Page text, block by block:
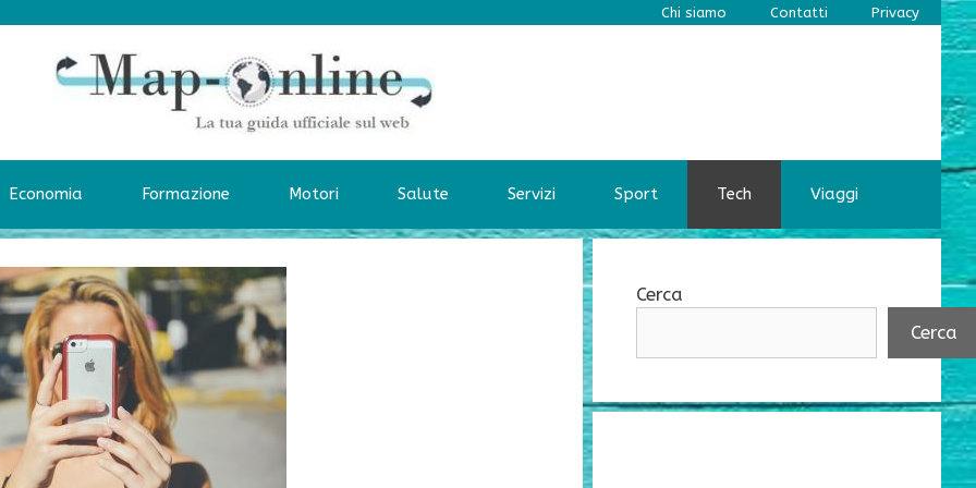
Chi siamo Contatti Privacy
Economia Formazione Motori Salute Servizi Sport Tech Viaggi
Cerca
Cerca